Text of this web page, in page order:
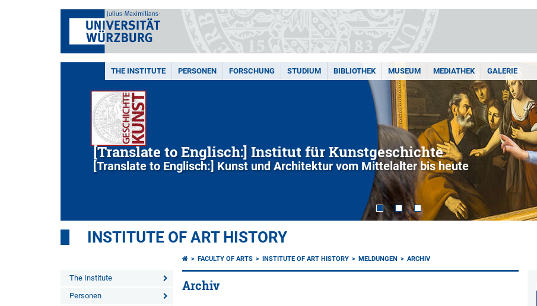
THE INSTITUTE PERSONEN FORSCHUNG STUDIUM BIBLIOTHEK MUSEUM MEDIATHEK GALERIE
[Translate to Englisch:] Institut für Kunstgeschichte
[Translate to Englisch:] Kunst und Architektur vom Mittelalter bis heute
INSTITUTE OF ART HISTORY
The Institute
Personen
FACULTY OF ARTS INSTITUTE OF ART HISTORY MELDUNGEN ARCHIV
Archiv